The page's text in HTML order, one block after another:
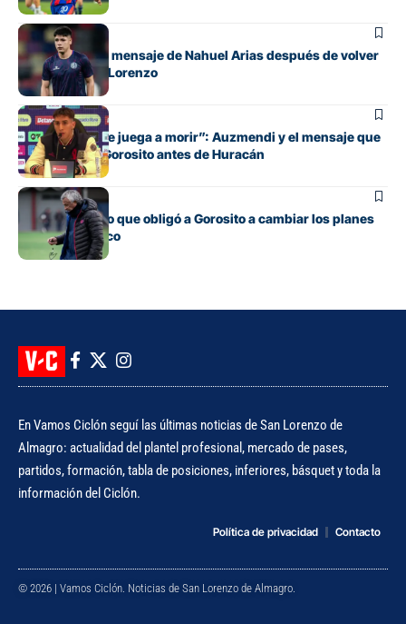
Fútbol
El conmovedor mensaje de Nahuel Arias después de volver
a jugar en San Lorenzo
Fútbol
“Cada pelota se juega a morir”: Auzmendi y el mensaje que
transmitió de Gorosito antes de Huracán
Fútbol
El contratiempo que obligó a Gorosito a cambiar los planes
antes del clásico
En Vamos Ciclón seguí las últimas noticias de San Lorenzo de
Almagro: actualidad del plantel profesional, mercado de pases,
partidos, formación, tabla de posiciones, inferiores, básquet y toda la
información del Ciclón.
Política de privacidad Contacto
© 2026 | Vamos Ciclón. Noticias de San Lorenzo de Almagro.